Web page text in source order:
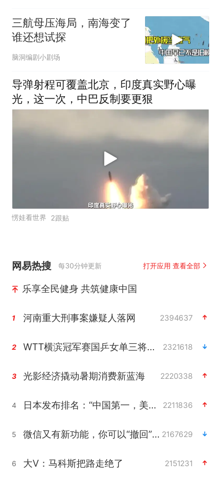
三航母压海局，南海变了
谁还想试探
脑洞编剧小剧场
导弹射程可覆盖北京，印度真实野心曝
光，这一次，中巴反制要更狠
愣娃看世界 2跟贴
网易热搜 每30分钟更新 打开应用 查看全部
乐享全民健身 共筑健康中国
1 河南重大刑事案嫌疑人落网 2394637
2 WTT横滨冠军赛国乒女单三将晋级四强 2321618
3 光影经济撬动暑期消费新蓝海 2220338
4 日本发布排名：“中国第一，美日德韩英法居后” 2211836
5 微信又有新功能，你可以“撤回”你的撤回了！ 2167629
6 大V：马科斯把路走绝了 2151231